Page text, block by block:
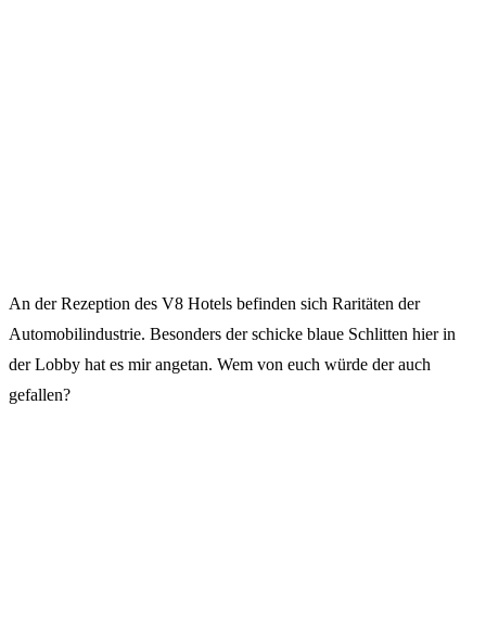
An der Rezeption des V8 Hotels befinden sich Raritäten der
Automobilindustrie. Besonders der schicke blaue Schlitten hier in
der Lobby hat es mir angetan. Wem von euch würde der auch
gefallen?